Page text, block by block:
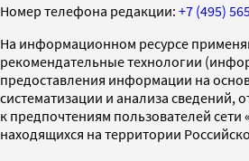
Номер телефона редакции: +7 (495)
На информационном ресурсе
рекомендательные технологии
предоставления информации на
систематизации и анализа сведений,
к предпочтениям пользователей сети
находящихся на территории